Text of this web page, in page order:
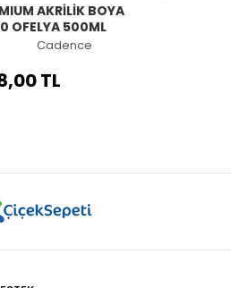
AKRİLİK BOYA
OFELYA 500ML
Cadence
TL